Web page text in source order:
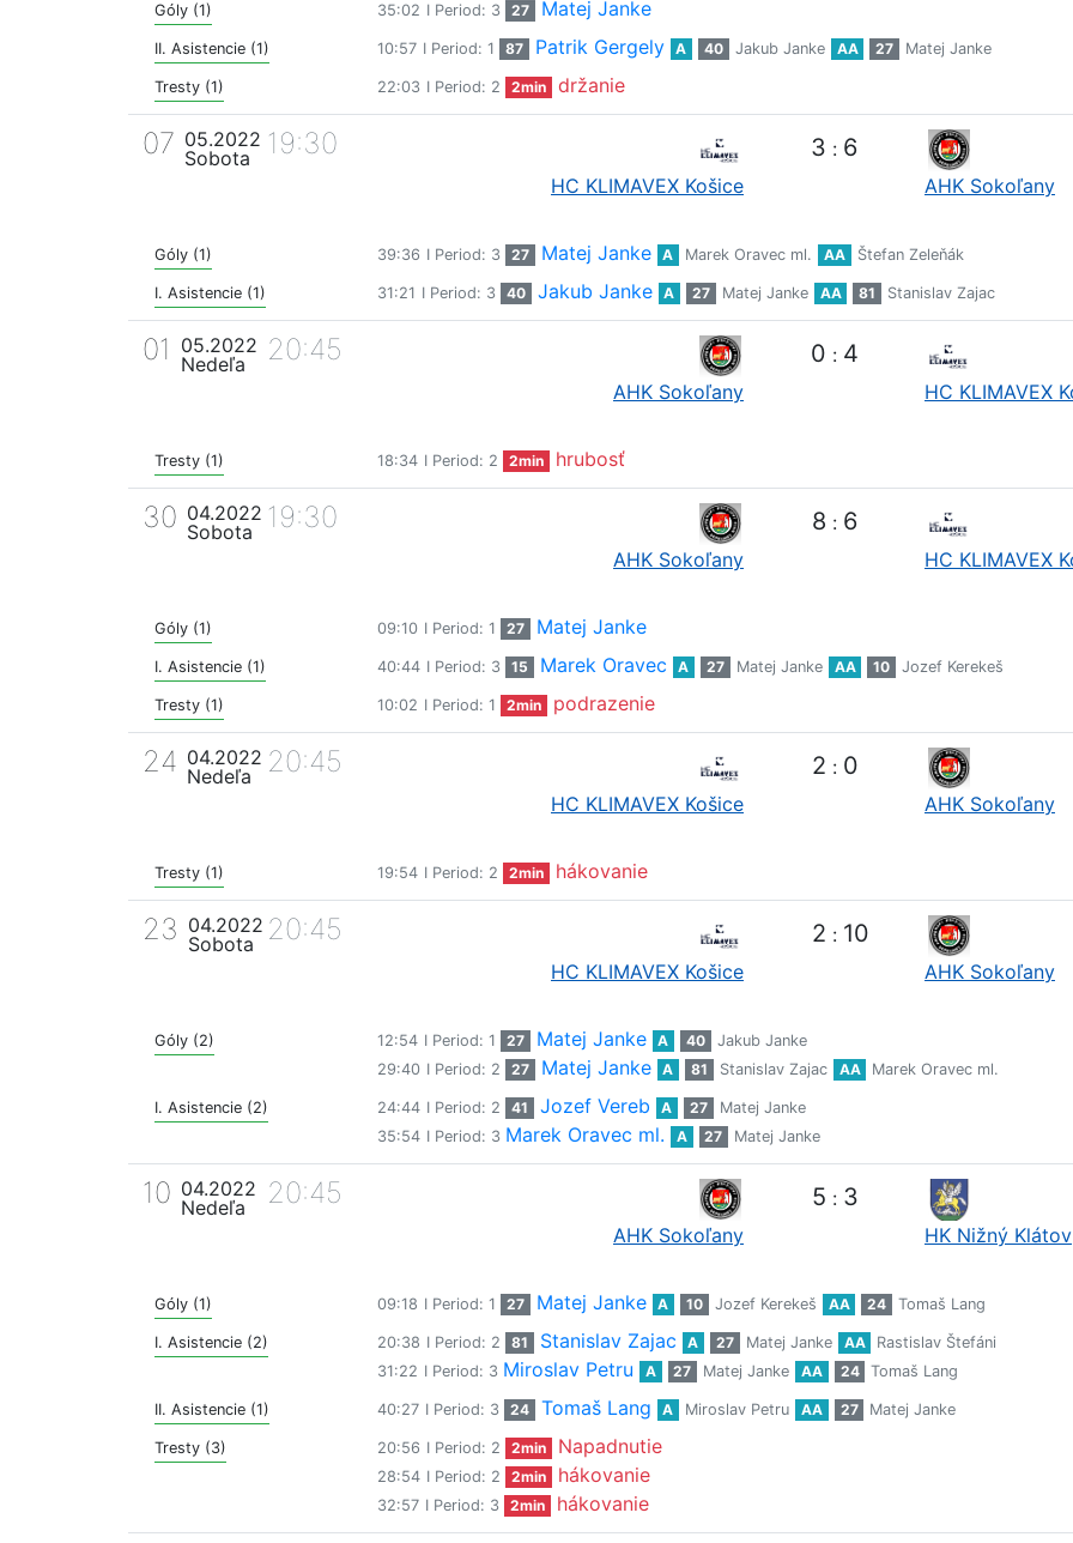
Góly (1) 35:02 I Period: 3 27 Matej Janke
II. Asistencie (1) 10:57 I Period: 1 87 Patrik Gergely A 40 Jakub Janke AA 27 Matej Janke
Tresty (1) 22:03 I Period: 2 2min držanie
07 05.2022
Sobota
19:30
HC KLIMAVEX Košice
3 : 6
AHK Sokoľany
Góly (1) 39:36 I Period: 3 27 Matej Janke A Marek Oravec ml. AA Štefan Zeleňák
I. Asistencie (1) 31:21 I Period: 3 40 Jakub Janke A 27 Matej Janke AA 81 Stanislav Zajac
01
05.2022
Nedeľa
20:45
AHK Sokoľany
0 : 4
HC KLIMAVEX
Tresty (1) 18:34 I Period: 2 2min hrubosť
30 04.2022
Sobota
19:30
AHK Sokoľany
8 : 6
HC KLIMAVEX
Góly (1) 09:10 I Period: 1 27 Matej Janke
I. Asistencie (1) 40:44 I Period: 3 15 Marek Oravec A 27 Matej Janke AA 10 Jozef Kerekeš
Tresty (1) 10:02 I Period: 1 2min podrazenie
24 04.2022
Nedeľa
20:45
HC KLIMAVEX Košice
2 : 0
AHK Sokoľany
Tresty (1) 19:54 I Period: 2 2min hákovanie
23 04.2022
Sobota
20:45
HC KLIMAVEX Košice
2 : 10
AHK Sokoľany
Góly (2) 12:54 I Period: 1 27 Matej Janke A 40
Jakub Janke
29:40 I Period: 2 27 Matej Janke A 81 Stanislav Zajac AA Marek Oravec ml.
I. Asistencie (2) 24:44 I Period: 2 41 Jozef Vereb A 27
Matej Janke
35:54 I Period: 3 Marek Oravec ml. A 27 Matej Janke
10 04.2022
Nedeľa
20:45
AHK Sokoľany
5 : 3
HK Nižný Klátov
Góly (1) 09:18 I Period: 1 27 Matej Janke A 10 Jozef Kerekeš AA 24 Tomaš Lang
I. Asistencie (2) 20:38 I Period: 2 81 Stanislav Zajac A 27 Matej Janke AA
Rastislav Štefáni
31:22 I Period: 3 Miroslav Petru A 27 Matej Janke AA 24 Tomaš Lang
II. Asistencie (1) 40:27 I Period: 3 24 Tomaš Lang A Miroslav Petru AA 27 Matej Janke
Tresty (3) 20:56 I Period: 2 2min Napadnutie
28:54 I Period: 2 2min hákovanie
32:57 I Period: 3 2min hákovanie